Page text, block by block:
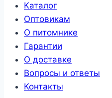
Каталог
Оптовикам
О питомнике
Гарантии
О доставке
Вопросы и ответы
Контакты